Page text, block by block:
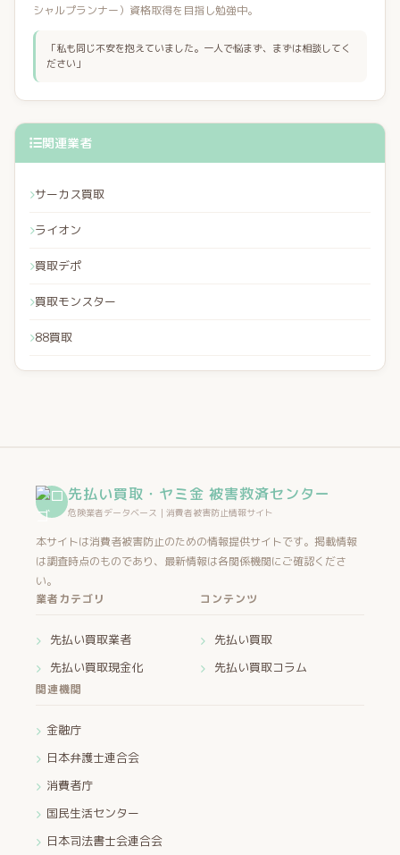
シャルプランナー）資格取得を目指し勉強中。
「私も同じ不安を抱えていました。一人で悩まず、まずは相談してく
ださい」
関連業者
サーカス買取
ライオン
買取デポ
買取モンスター
88買取
先払い買取・ヤミ金 被害救済センター
危険業者データベース｜消費者被害防止情報サイト
本サイトは消費者被害防止のための情報提供サイトです。掲載情報
は調査時点のものであり、最新情報は各関係機関にご確認くださ
い。
業者カテゴリ
先払い買取業者
先払い買取現金化
コンテンツ
先払い買取
先払い買取コラム
関連機関
金融庁
日本弁護士連合会
消費者庁
国民生活センター
日本司法書士会連合会